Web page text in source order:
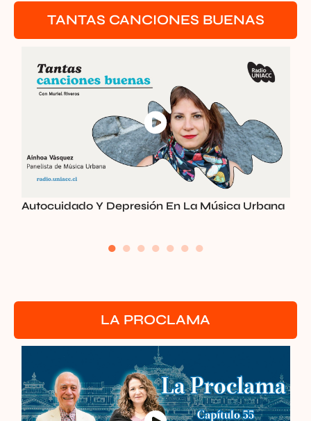
TANTAS CANCIONES BUENAS
Autocuidado Y Depresión En La Música Urbana
● ● ● ● ● ● ●
LA PROCLAMA